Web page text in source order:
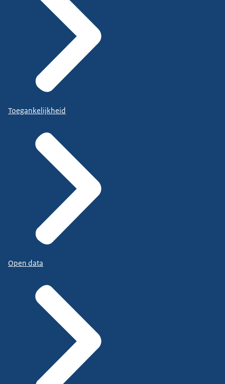
Toegankelijkheid
Open data